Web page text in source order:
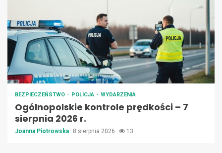
BEZPIECZEŃSTWO POLICJA WYDARZENIA
Ogólnopolskie kontrole prędkości – 7
sierpnia 2026 r.
Joanna Piotrowska 8 sierpnia 2026 13